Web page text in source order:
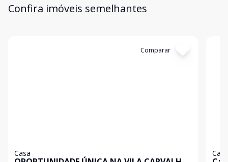
Confira imóveis semelhantes
Comparar
Casa Casa